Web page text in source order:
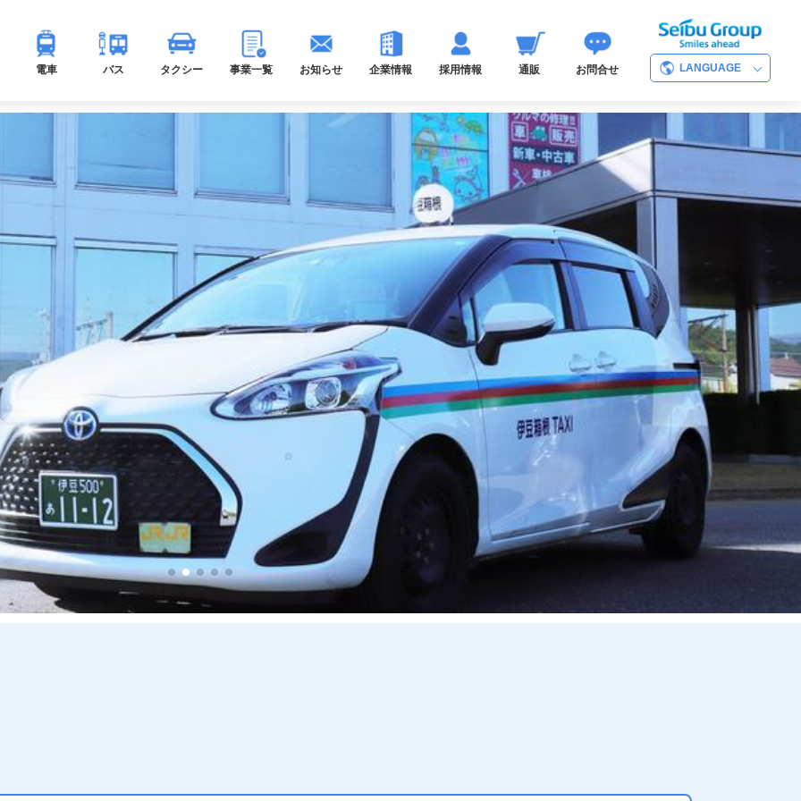
電車 バス タクシー 事業一覧 お知らせ 企業情報 採用情報 通販 お問合せ LANGUAGE